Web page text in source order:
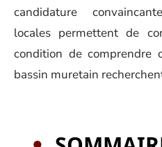
candidature
locales permettent de
condition de comprendre
bassin muretain